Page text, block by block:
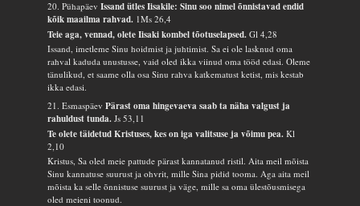
20. PühapäevIssand ütles Iisakile: Sinu soo nimel õnnistavad endid
kõik maailma rahvad. 1Ms 26,4
Teie aga, vennad, olete Iisaki kombel tõotuselapsed.Gl 4,28
Issand, imetleme Sinu hoidmist ja juhtimist. Sa ei ole lasknud oma
rahval kaduda unustusse, vaid oled ikka viinud oma tööd edasi. Oleme
tänulikud, et saame olla osa Sinu rahva katkematust ketist, mis kestab
ikka edasi.
21. EsmaspäevPärast oma hingevaeva saab ta näha valgust ja
rahuldust tunda.Js 53,11
Te olete täidetud Kristuses, kes on iga valitsuse ja võimu pea.Kl
2,10
Kristus, Sa oled meie pattude pärast kannatanud ristil. Aita meil mõista
Sinu kannatuse suurust ja ohvrit, mille Sina pidid tooma. Aga aita meil
mõista ka selle õnnistuse suurust ja väge, mille sa oma ülestõusmisega
oled meieni toonud.